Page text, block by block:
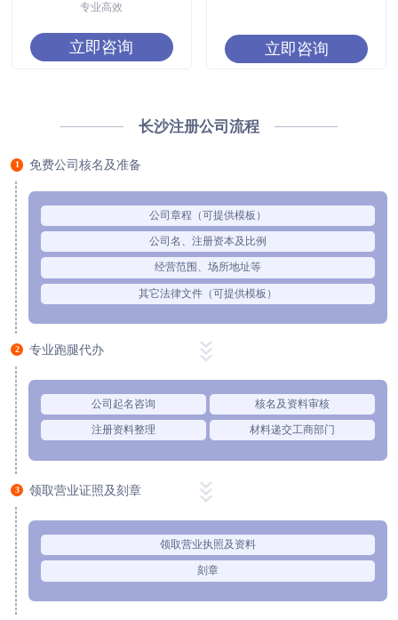
专业高效
立即咨询 立即咨询
长沙注册公司流程
1 免费公司核名及准备
公司章程（可提供模板）
公司名、注册资本及比例
经营范围、场所地址等
其它法律文件（可提供模板）
2 专业跑腿代办
公司起名咨询 核名及资料审核
注册资料整理 材料递交工商部门
3 领取营业证照及刻章
领取营业执照及资料
刻章